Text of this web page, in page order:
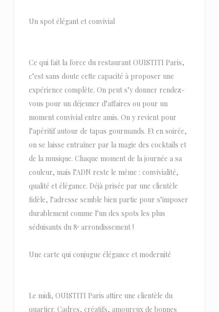
Un spot élégant et convivial
Ce qui fait la force du restaurant OUISTITI Paris,
c’est sans doute cette capacité à proposer une
expérience complète. On peut s’y donner rendez-
vous pour un déjeuner d’affaires ou pour un
moment convivial entre amis. On y revient pour
l’apéritif autour de tapas gourmands. Et en soirée,
on se laisse entraîner par la magie des cocktails et
de la musique. Chaque moment de la journée a sa
couleur, mais l’ADN reste le même : convivialité,
qualité et élégance. Déjà prisée par une clientèle
fidèle, l’adresse semble bien partie pour s’imposer
durablement comme l’un des spots les plus
séduisants du 8ᵉ arrondissement !
Une carte qui conjugue élégance et modernité
Le midi, OUISTITI Paris attire une clientèle du
quartier. Cadres, créatifs, amoureux de bonnes